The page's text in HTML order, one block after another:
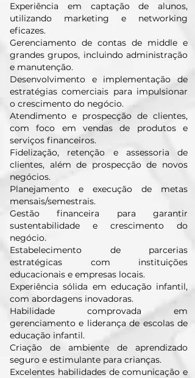
Experiência em captação de alunos,
utilizando marketing e networking
eficazes.
Gerenciamento de contas de middle e
grandes grupos, incluindo administração
e manutenção.
Desenvolvimento e implementação de
estratégias comerciais para impulsionar
o crescimento do negócio.
Atendimento e prospecção de clientes,
com foco em vendas de produtos e
serviços financeiros.
Fidelização, retenção e assessoria de
clientes, além de prospecção de novos
negócios.
Planejamento e execução de metas
mensais/semestrais.
Gestão financeira para garantir
sustentabilidade e crescimento do
negócio.
Estabelecimento de parcerias
estratégicas com instituições
educacionais e empresas locais.
Experiência sólida em educação infantil,
com abordagens inovadoras.
Habilidade comprovada em
gerenciamento e liderança de escolas de
educação infantil.
Criação de ambiente de aprendizado
seguro e estimulante para crianças.
Excelentes habilidades de comunicação e